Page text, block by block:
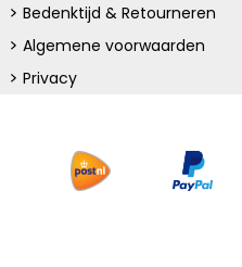
Bedenktijd & Retourneren
Algemene voorwaarden
Privacy